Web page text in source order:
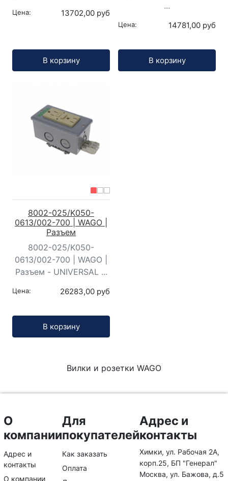
Цена: 13702,00 руб
В корзину
...
Цена: 14781,00 руб
В корзину
8002-025/K050-
0613/002-700 | WAGO |
Разъем
8002-025/K050-
0613/002-700 | WAGO |
Разъем - UNIVERSAL ...
Цена: 26283,00 руб
В корзину
Вилки и розетки WAGO
О
компании
Адрес и
контакты
О компании
Для
покупателей
Как заказать
Оплата
Адрес и
контакты
Химки, ул. Рабочая 2А,
корп.25, БП "Генерал"
Москва, ул. Бажова, д.5